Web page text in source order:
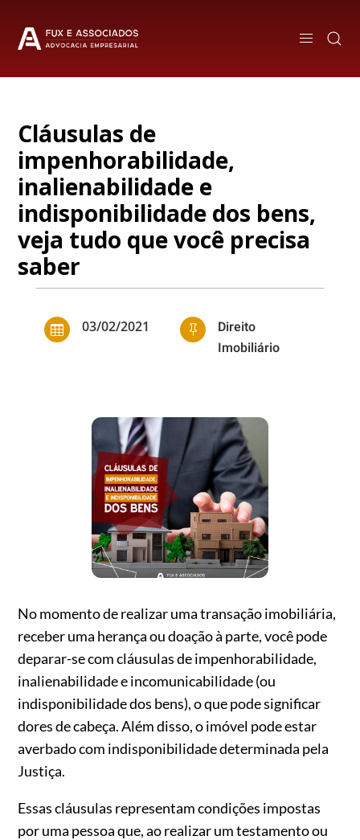
Cláusulas de
impenhorabilidade,
inalienabilidade e
indisponibilidade dos bens,
veja tudo que você precisa
saber
 03/02/2021 
Direito
Imobiliário
No momento de realizar uma transação imobiliária,
receber uma herança ou doação à parte, você pode
deparar-se com cláusulas de impenhorabilidade,
inalienabilidade e incomunicabilidade (ou
indisponibilidade dos bens), o que pode significar
dores de cabeça. Além disso, o imóvel pode estar
averbado com indisponibilidade determinada pela
Justiça.
Essas cláusulas representam condições impostas
por uma pessoa que, ao realizar um testamento ou